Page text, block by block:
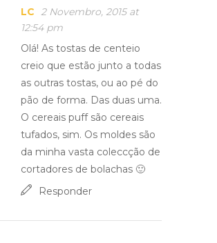
LC
2 Novembro, 2015 at
12:54 pm
Olá! As tostas de centeio
creio que estão junto a todas
as outras tostas, ou ao pé do
pão de forma. Das duas uma.
O cereais puff são cereais
tufados, sim. Os moldes são
da minha vasta coleccção de
cortadores de bolachas 🙂
Responder